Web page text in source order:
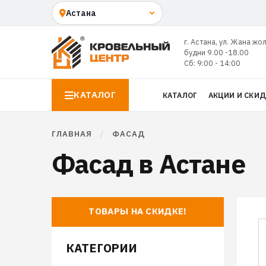
г. Астана, ул. Жана
будни 9.00 -18.00
Сб: 9:00 - 14:00
КАТАЛОГ КАТАЛОГ АКЦИИ И
ГЛАВНАЯ / ФАСАД
Фасад в Астане
ТОВАРЫ НА СКИДКЕ!
КАТЕГОРИИ